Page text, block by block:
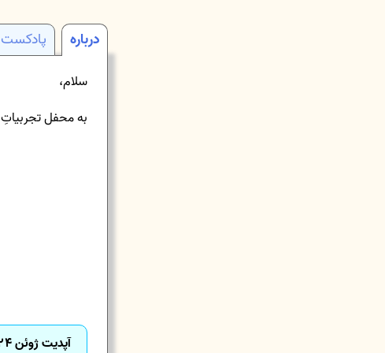
درباره پادکست
سلام،
به محفل تجربیاتِ
آپدیت ژوئن ۲۰۲۴: